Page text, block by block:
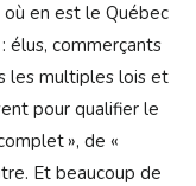
où en est le Québec
élus, commerçants
les multiples lois et
pour qualifier le
», de «
Et beaucoup de